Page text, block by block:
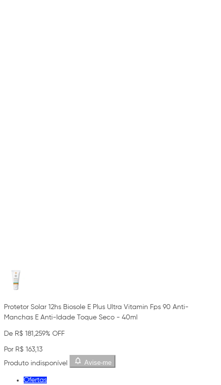
Protetor Solar 12hs Biosole E Plus Ultra Vitamin Fps 90 Anti-
Manchas E Anti-Idade Toque Seco - 40ml
De R$ 181,259% OFF
Por R$ 163,13
Produto indisponível
Avise-me
Ofertas